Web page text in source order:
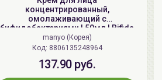
концентрированный,
омолаживающий с
бифидобактериями | 50мл | Bifida
Biome Concentrate Cream
manyo (Корея)
Код: 8806135248964
137.90 руб.